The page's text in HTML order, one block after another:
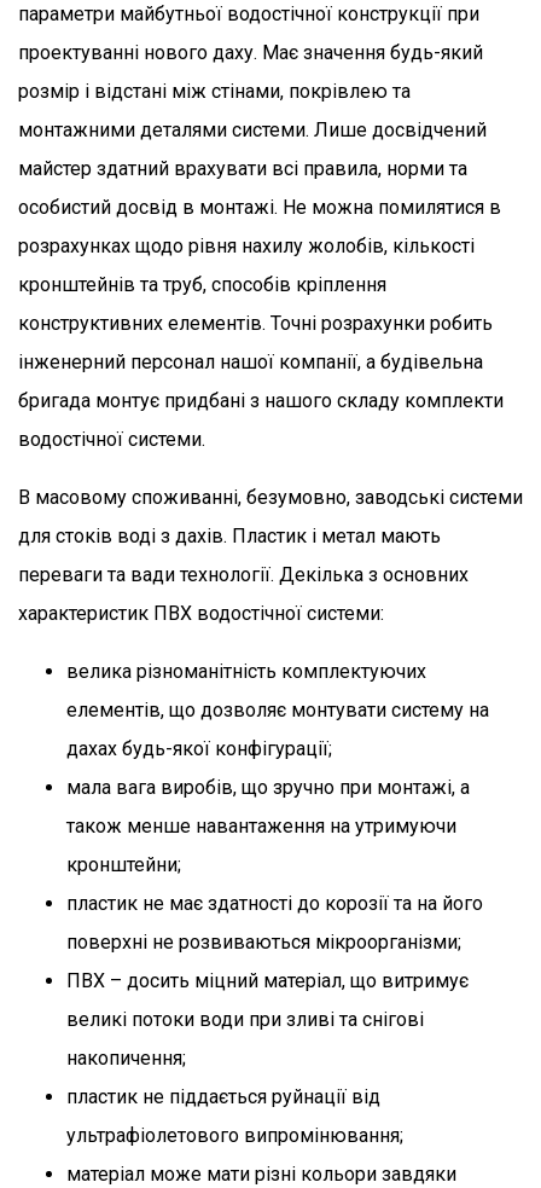
параметри майбутньої водостічної конструкції при
проектуванні нового даху. Має значення будь-який
розмір і відстані між стінами, покрівлею та
монтажними деталями системи. Лише досвідчений
майстер здатний врахувати всі правила, норми та
особистий досвід в монтажі. Не можна помилятися в
розрахунках щодо рівня нахилу жолобів, кількості
кронштейнів та труб, способів кріплення
конструктивних елементів. Точні розрахунки робить
інженерний персонал нашої компанії, а будівельна
бригада монтує придбані з нашого складу комплекти
водостічної системи.
В масовому споживанні, безумовно, заводські системи
для стоків воді з дахів. Пластик і метал мають
переваги та вади технології. Декілька з основних
характеристик ПВХ водостічної системи:
велика різноманітність комплектуючих
елементів, що дозволяє монтувати систему на
дахах будь-якої конфігурації;
мала вага виробів, що зручно при монтажі, а
також менше навантаження на утримуючи
кронштейни;
пластик не має здатності до корозії та на його
поверхні не розвиваються мікроорганізми;
ПВХ – досить міцний матеріал, що витримує
великі потоки води при зливі та снігові
накопичення;
пластик не піддається руйнації від
ультрафіолетового випромінювання;
матеріал може мати різні кольори завдяки